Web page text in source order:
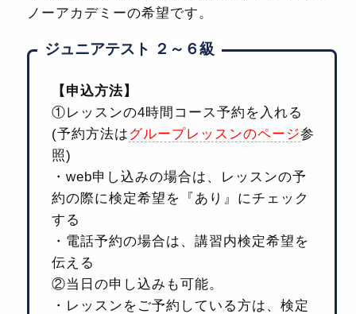
ノーアカデミーの希望です。
ジュニアテスト ２～６級
【申込方法】
①レッスンの4時間コース予約を入れる
(予約方法は グループレッスンのページ参
照)
・web申し込みの場合は、レッスンの予
約の際に検定希望を『あり』にチェック
する
・電話予約の場合は、講習内検定希望を
伝える
②当日の申し込みも可能。
・レッスンをご予約している方は、検定